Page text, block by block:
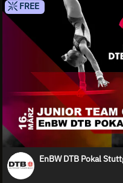
FREE
EnBW DTB Pokal